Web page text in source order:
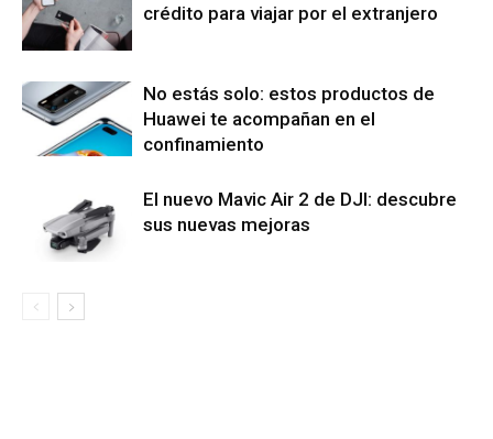
crédito para viajar por el extranjero
No estás solo: estos productos de
Huawei te acompañan en el
confinamiento
El nuevo Mavic Air 2 de DJI: descubre
sus nuevas mejoras